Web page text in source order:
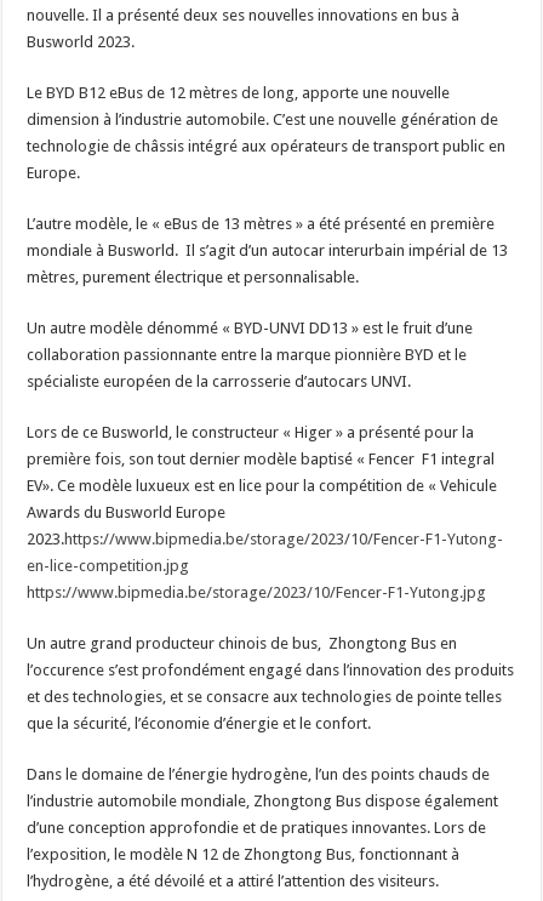
nouvelle. Il a présenté deux ses nouvelles innovations en bus à
Busworld 2023.
Le BYD B12 eBus de 12 mètres de long, apporte une nouvelle
dimension à l’industrie automobile. C’est une nouvelle génération de
technologie de châssis intégré aux opérateurs de transport public en
Europe.
L’autre modèle, le « eBus de 13 mètres » a été présenté en première
mondiale à Busworld. Il s’agit d’un autocar interurbain impérial de 13
mètres, purement électrique et personnalisable.
Un autre modèle dénommé « BYD-UNVI DD13 » est le fruit d’une
collaboration passionnante entre la marque pionnière BYD et le
spécialiste européen de la carrosserie d’autocars UNVI.
Lors de ce Busworld, le constructeur « Higer » a présenté pour la
première fois, son tout dernier modèle baptisé « Fencer F1 integral
EV». Ce modèle luxueux est en lice pour la compétition de « Vehicule
Awards du Busworld Europe
2023.https://www.bipmedia.be/storage/2023/10/Fencer-F1-Yutong-
en-lice-competition.jpg
https://www.bipmedia.be/storage/2023/10/Fencer-F1-Yutong.jpg
Un autre grand producteur chinois de bus, Zhongtong Bus en
l’occurence s’est profondément engagé dans l’innovation des produits
et des technologies, et se consacre aux technologies de pointe telles
que la sécurité, l’économie d’énergie et le confort.
Dans le domaine de l’énergie hydrogène, l’un des points chauds de
l’industrie automobile mondiale, Zhongtong Bus dispose également
d’une conception approfondie et de pratiques innovantes. Lors de
l’exposition, le modèle N 12 de Zhongtong Bus, fonctionnant à
l’hydrogène, a été dévoilé et a attiré l’attention des visiteurs.